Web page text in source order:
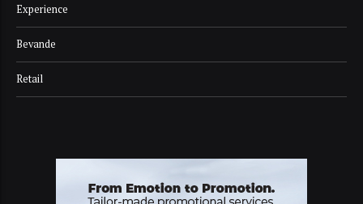
Experience
Bevande
Retail